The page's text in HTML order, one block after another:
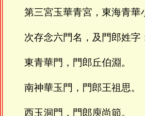
第三宮玉華青宮，東海青華
次存念六門名，及門郎姓字
東青華門，門郎丘伯淵。
南神華玉門，門郎王祖思。
西玉洞門，門郎庾尚節。